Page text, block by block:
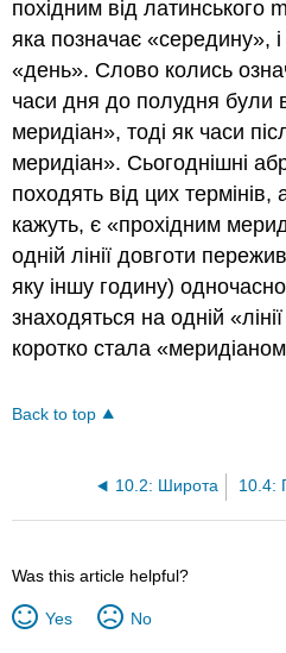
похідним від латинського
яка позначає «середину»,
«день». Слово колись
часи дня до полудня були
меридіан», тоді як часи
меридіан». Сьогоднішні
походять від цих термінів,
кажуть, є «прохідним
одній лінії довготи
яку іншу годину)
знаходяться на одній
коротко стала
Back to top
10.2: Широта
Was this article helpful?
Yes No